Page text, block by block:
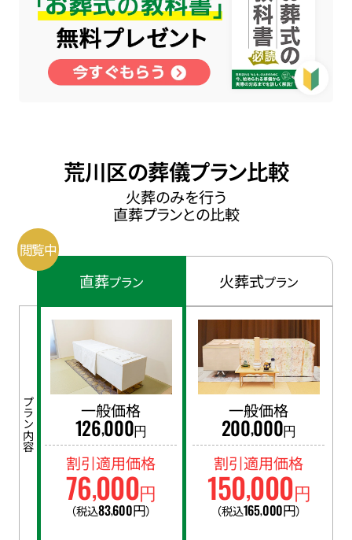
荒川区の葬儀プラン比較
火葬のみを行う
直葬プランとの比較
プラン内容
直葬プラン
一般価格
126,000円
割引適用価格
76,000円
（税込83,600円）
火葬式プラン
一般価格
200,000円
割引適用価格
150,000円
（税込165,000円）